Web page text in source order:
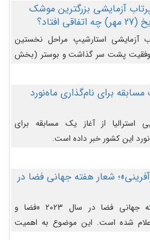
آزمایشی بزرگترین موشک
افتاد؟
آزمایشی استارشیپ مراحل نخستین
موفقیت پشت سر گذاشت و بوستر (بخش
از پیش تعیین‌شده کند و سپس با یک
با موفقیت از آن جدا شود.
برای نام‌گذاری ماه‌نورد
استرالیا از آغاز یک مسابقه برای
این کشور خبر داده است.
شعار هفته جهانی فضا در
موضوع هفته جهانی فضا در سال ۲۰۲۳ «فضا و
اعلام شده است. این موضوع به اهمیت